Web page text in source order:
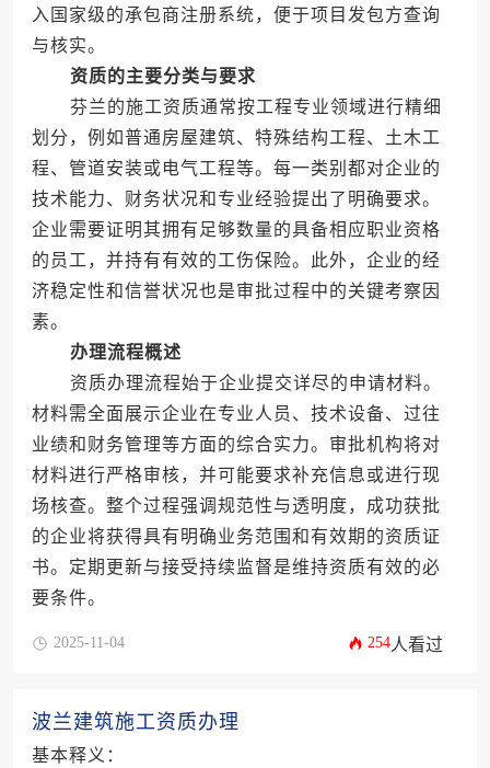
入国家级的承包商注册系统，便于项目发包方查询
与核实。
资质的主要分类与要求
芬兰的施工资质通常按工程专业领域进行精细
划分，例如普通房屋建筑、特殊结构工程、土木工
程、管道安装或电气工程等。每一类别都对企业的
技术能力、财务状况和专业经验提出了明确要求。
企业需要证明其拥有足够数量的具备相应职业资格
的员工，并持有有效的工伤保险。此外，企业的经
济稳定性和信誉状况也是审批过程中的关键考察因
素。
办理流程概述
资质办理流程始于企业提交详尽的申请材料。
材料需全面展示企业在专业人员、技术设备、过往
业绩和财务管理等方面的综合实力。审批机构将对
材料进行严格审核，并可能要求补充信息或进行现
场核查。整个过程强调规范性与透明度，成功获批
的企业将获得具有明确业务范围和有效期的资质证
书。定期更新与接受持续监督是维持资质有效的必
要条件。
2025-11-04 254人看过
波兰建筑施工资质办理
基本释义：